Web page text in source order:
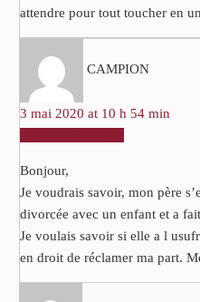
attendre pour tout toucher en
CAMPION
3 mai 2020 at 10 h 54 min
Bonjour,
Je voudrais savoir, mon père
divorcée avec un enfant et a
Je voulais savoir si elle a l
en droit de réclamer ma part.